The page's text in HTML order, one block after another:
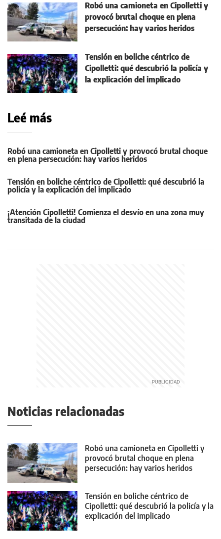
Robó una camioneta en Cipolletti y
provocó brutal choque en plena
persecución: hay varios heridos
Tensión en boliche céntrico de
Cipolletti: qué descubrió la policía y
la explicación del implicado
Leé más
Robó una camioneta en Cipolletti y provocó brutal choque
en plena persecución: hay varios heridos
Tensión en boliche céntrico de Cipolletti: qué descubrió la
policía y la explicación del implicado
¡Atención Cipolletti! Comienza el desvío en una zona muy
transitada de la ciudad
Noticias relacionadas
Robó una camioneta en Cipolletti y
provocó brutal choque en plena
persecución: hay varios heridos
Tensión en boliche céntrico de
Cipolletti: qué descubrió la policía y la
explicación del implicado